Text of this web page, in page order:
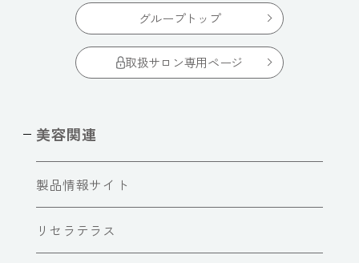
グループトップ
取扱サロン専用ページ
美容関連
製品情報サイト
リセラテラス